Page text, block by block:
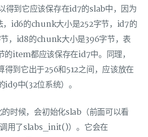
得到它应该保存在id7的slab中，因为
，id6的chunk大小是252字节，id7的
，id8的chunk大小是396字节，表
的item都应该保存在id7中。同理，
得到它出于256和512之间，应该放在
中(32位系统）。
时候，会初始化slab（前面可以看
用了slabs_init()）。它会在